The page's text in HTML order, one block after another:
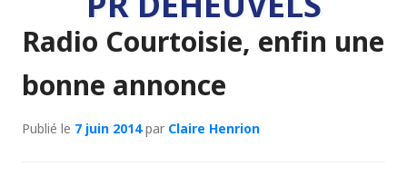
Radio Courtoisie, enfin une
bonne annonce
Publié le 7 juin 2014par Claire Henrion